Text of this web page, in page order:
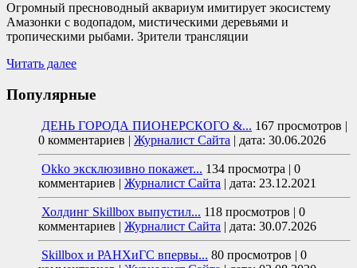
Огромный пресноводный аквариум имитирует экосистему
Амазонки с водопадом, мистическими деревьями и
тропическими рыбами. Зрители трансляции
Читать далее
Популярные
ДЕНЬ ГОРОДА ПИОНЕРСКОГО &... 167 просмотров |
0 комментариев | Журналист Сайта | дата: 30.06.2026
Okko эксклюзивно покажет... 134 просмотра | 0
комментариев | Журналист Сайта | дата: 23.12.2021
Холдинг Skillbox выпустил... 118 просмотров | 0
комментариев | Журналист Сайта | дата: 30.07.2026
Skillbox и РАНХиГС впервы... 80 просмотров | 0